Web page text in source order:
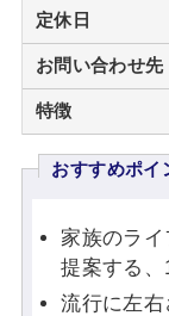
定休日
お問い合わせ先
特徴
おすすめポイ
家族のラ
提案する、
流行に左